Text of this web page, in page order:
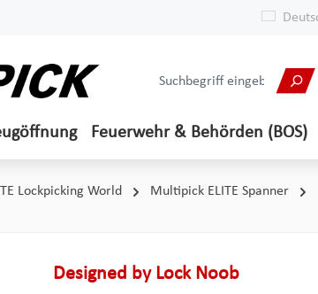
Feuerwehr & Behörden (BOS)
Lockpicking World
Multipick ELITE Spanner
Designed by Lock Noob